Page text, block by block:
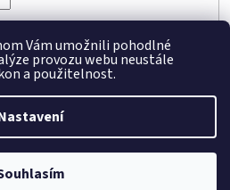
Vám umožnili pohodlné
provozu webu neustále
a použitelnost.
| Český fanshop v národních
práva vyhrazena.